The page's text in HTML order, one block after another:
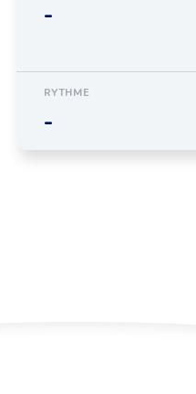
-
RYTHME
-